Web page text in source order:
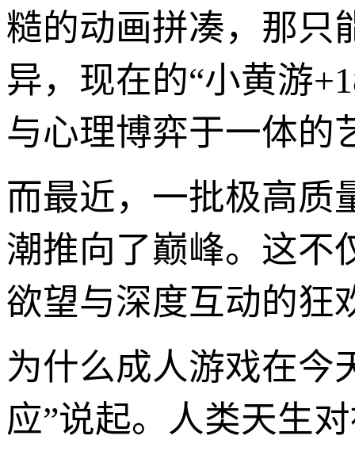
糙的动画拼凑，那只
异，现在的“小黄游
与心理博弈于一体的
而最近，一批极高质
潮推向了巅峰。这不
欲望与深度互动的狂
为什么成人游戏在今
应”说起。人类天生